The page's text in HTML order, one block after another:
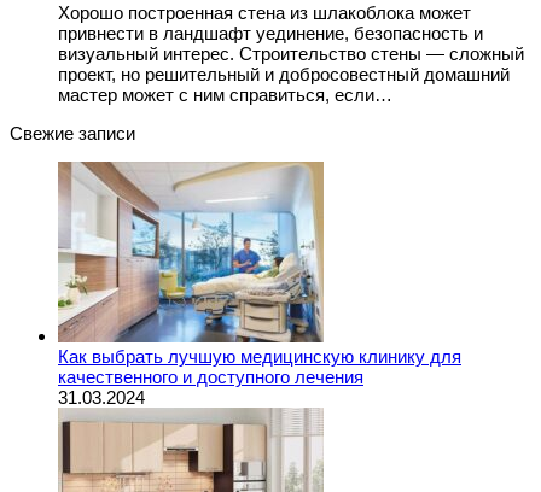
Хорошо построенная стена из шлакоблока может
привнести в ландшафт уединение, безопасность и
визуальный интерес. Строительство стены — сложный
проект, но решительный и добросовестный домашний
мастер может с ним справиться, если…
Свежие записи
Как выбрать лучшую медицинскую клинику для
качественного и доступного лечения
31.03.2024